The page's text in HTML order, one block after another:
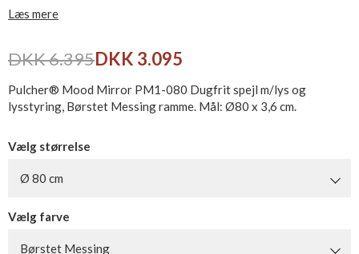
Læs mere
DKK 6.395DKK 3.095
Pulcher® Mood Mirror PM1-080 Dugfrit spejl m/lys og
lysstyring, Børstet Messing ramme. Mål: Ø80 x 3,6 cm.
Vælg størrelse
Ø 80 cm
Vælg farve
Børstet Messing